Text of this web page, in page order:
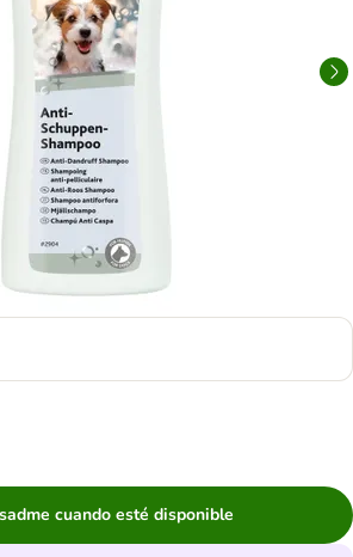
cuando esté disponible